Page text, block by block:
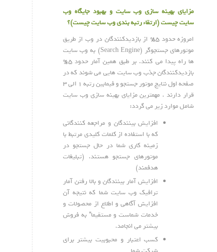
مزایای بهینه سازی وب سایت و بهبود جایگاه وب
سایت چیست (ارتقاء رتبه بندی وب سایت چیست)؟
امروزه حدود ۸۵% از بازدیدکنندگان در وب از طریق
موتورهای جستجوگر (Search Engine) به وب سایت
ها راه پیدا می کنند. بر طبق همین آمار حدود ۶۵%
بازدیدکنندگان جذب وب سایت هایی می شوند که در
صفحه اول نتایج موتور جستجو و فیمابین رتبه ۱ الی ۳
قرار دارند . مهمترین مزایای بهینه سازی وب سایت
شامل موارد زیر می گردد:
افزایش بینندگان و مراجعه کنندگانی
که با استفاده از کلمات کلیدی مرتبط با
زمینه کاری شما در حال جستجو در
موتورهای جستجو هستند. (تبلیغات
هدفمند)
افزایش آمار بینندگان و بالا رفتن آمار
ترافیک وب سایت شما که نتیجه آن
افزایش آگاهی و اطلاع از محصولات و
خدمات شماست و مستقیما” به فروش
بیشتر می انجامد.
کسب اعتبار و محبوبیت بیشتر برای